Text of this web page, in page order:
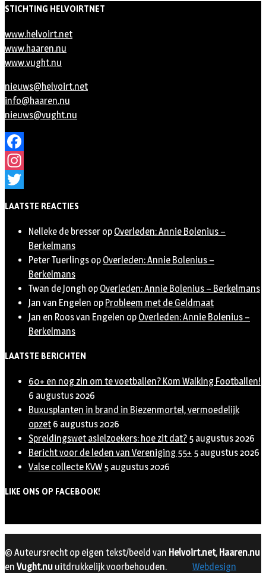
STICHTING HELVOIRTNET
www.helvoirt.net
www.haaren.nu
www.vught.nu
nieuws@helvoirt.net
info@haaren.nu
nieuws@vught.nu
Facebook
Instagram
LAATSTE REACTIES
Nelleke de bresser op Overleden: Annie Bolenius –
Berkelmans
Peter Tuerlings op Overleden: Annie Bolenius –
Berkelmans
Twan de Jongh op Overleden: Annie Bolenius – Berkelmans
Jan van Engelen op Probleem met de Geldmaat
Jan en Roos van Engelen op Overleden: Annie Bolenius –
Berkelmans
LAATSTE BERICHTEN
60+ en nog zin om te voetballen? Kom Walking Footballen!
6 augustus 2026
Buxusplanten in brand in Biezenmortel, vermoedelijk
opzet 6 augustus 2026
Spreidingswet asielzoekers: hoe zit dat? 5 augustus 2026
Bericht voor de leden van Vereniging 55+ 5 augustus 2026
Valse collecte KVW 5 augustus 2026
LIKE ONS OP FACEBOOK!
© Auteursrecht op eigen tekst/beeld van Helvoirt.net, Haaren.nu
en Vught.nu uitdrukkelijk voorbehouden. Webdesign